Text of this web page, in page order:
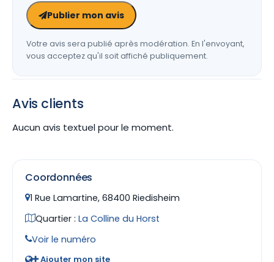
Publier mon avis
Votre avis sera publié après modération. En l'envoyant,
vous acceptez qu'il soit affiché publiquement.
Avis clients
Aucun avis textuel pour le moment.
Coordonnées
1 Rue Lamartine, 68400 Riedisheim
Quartier : La Colline du Horst
Voir le numéro
Ajouter mon site